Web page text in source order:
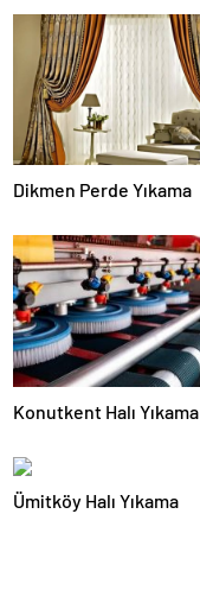
Dikmen Perde Yıkama
Konutkent Halı Yıkama
Ümitköy Halı Yıkama